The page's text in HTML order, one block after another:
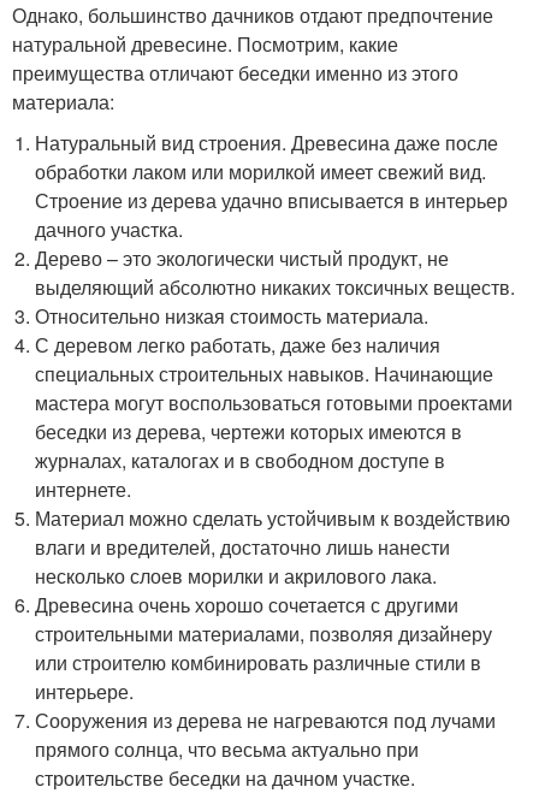
Однако, большинство дачников отдают предпочтение
натуральной древесине. Посмотрим, какие
преимущества отличают беседки именно из этого
материала:
Натуральный вид строения. Древесина даже после
обработки лаком или морилкой имеет свежий вид.
Строение из дерева удачно вписывается в интерьер
дачного участка.
Дерево – это экологически чистый продукт, не
выделяющий абсолютно никаких токсичных веществ.
Относительно низкая стоимость материала.
С деревом легко работать, даже без наличия
специальных строительных навыков. Начинающие
мастера могут воспользоваться готовыми проектами
беседки из дерева, чертежи которых имеются в
журналах, каталогах и в свободном доступе в
интернете.
Материал можно сделать устойчивым к воздействию
влаги и вредителей, достаточно лишь нанести
несколько слоев морилки и акрилового лака.
Древесина очень хорошо сочетается с другими
строительными материалами, позволяя дизайнеру
или строителю комбинировать различные стили в
интерьере.
Сооружения из дерева не нагреваются под лучами
прямого солнца, что весьма актуально при
строительстве беседки на дачном участке.